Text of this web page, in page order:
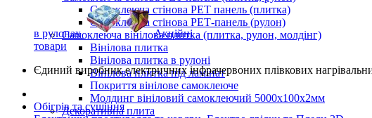
Самоклеюча стінова PET панель (плитка)
Самоклеюча стінова РЕТ-панель (рулон)
Самоклеюча вінілова плитка (плитка, рулон, молдінг)
Вінілова плитка
Вінілова плитка в рулоні
Вінілова плитка під ламінат
Покриття вінілове самоклеюче
Молдинг вініловий самоклеючий 5000х100х2мм
Декоративна плита
в рулонах
Акційні
товари
Єдиний виробникелектричних інфрачервоних плівкових
Обігрів та сушіння